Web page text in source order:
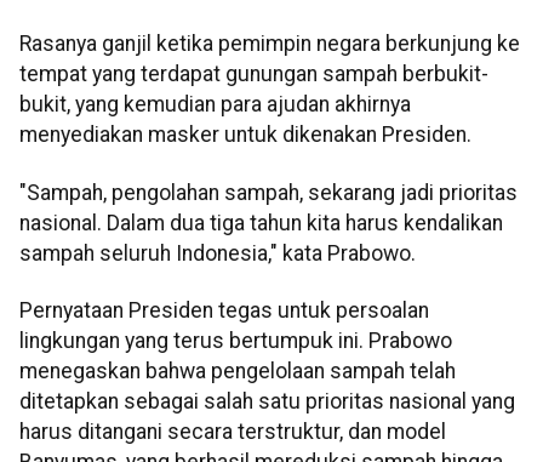
Rasanya ganjil ketika pemimpin negara berkunjung ke
tempat yang terdapat gunungan sampah berbukit-
bukit, yang kemudian para ajudan akhirnya
menyediakan masker untuk dikenakan Presiden.
"Sampah, pengolahan sampah, sekarang jadi prioritas
nasional. Dalam dua tiga tahun kita harus kendalikan
sampah seluruh Indonesia," kata Prabowo.
Pernyataan Presiden tegas untuk persoalan
lingkungan yang terus bertumpuk ini. Prabowo
menegaskan bahwa pengelolaan sampah telah
ditetapkan sebagai salah satu prioritas nasional yang
harus ditangani secara terstruktur, dan model